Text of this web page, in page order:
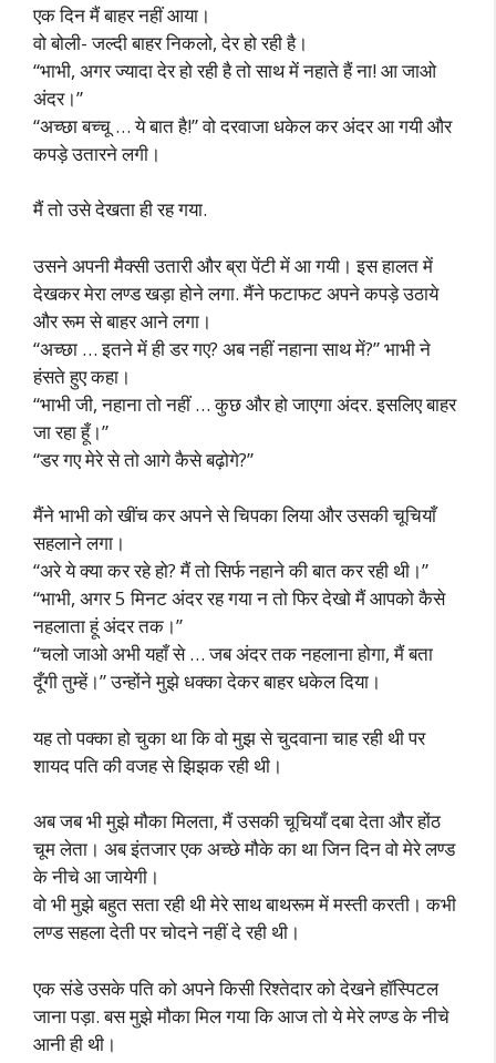
एक दिन मैं बाहर नहीं आया।
वो बोली- जल्दी बाहर निकलो, देर हो रही है।
“भाभी, अगर ज्यादा देर हो रही है तो साथ में नहाते हैं ना! आ जाओ
अंदर।”
“अच्छा बच्चू … ये बात है!” वो दरवाजा धकेल कर अंदर आ गयी और
कपड़े उतारने लगी।
मैं तो उसे देखता ही रह गया.
उसने अपनी मैक्सी उतारी और ब्रा पेंटी में आ गयी। इस हालत में
देखकर मेरा लण्ड खड़ा होने लगा. मैंने फटाफट अपने कपड़े उठाये
और रूम से बाहर आने लगा।
“अच्छा … इतने में ही डर गए? अब नहीं नहाना साथ में?” भाभी ने
हंसते हुए कहा।
“भाभी जी, नहाना तो नहीं … कुछ और हो जाएगा अंदर. इसलिए बाहर
जा रहा हूँ।”
“डर गए मेरे से तो आगे कैसे बढ़ोगे?”
मैंने भाभी को खींच कर अपने से चिपका लिया और उसकी चूचियाँ
सहलाने लगा।
“अरे ये क्या कर रहे हो? मैं तो सिर्फ नहाने की बात कर रही थी।”
“भाभी, अगर 5 मिनट अंदर रह गया न तो फिर देखो मैं आपको कैसे
नहलाता हूं अंदर तक।”
“चलो जाओ अभी यहाँ से … जब अंदर तक नहलाना होगा, मैं बता
दूँगी तुम्हें।” उन्होंने मुझे धक्का देकर बाहर धकेल दिया।
यह तो पक्का हो चुका था कि वो मुझ से चुदवाना चाह रही थी पर
शायद पति की वजह से झिझक रही थी।
अब जब भी मुझे मौका मिलता, मैं उसकी चूचियाँ दबा देता और होंठ
चूम लेता। अब इंतजार एक अच्छे मौके का था जिन दिन वो मेरे लण्ड
के नीचे आ जायेगी।
वो भी मुझे बहुत सता रही थी मेरे साथ बाथरूम में मस्ती करती। कभी
लण्ड सहला देती पर चोदने नहीं दे रही थी।
एक संडे उसके पति को अपने किसी रिश्तेदार को देखने हॉस्पिटल
जाना पड़ा. बस मुझे मौका मिल गया कि आज तो ये मेरे लण्ड के नीचे
आनी ही थी।